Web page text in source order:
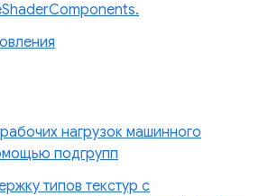
нагрузок машинного
подгрупп
типов текстур с